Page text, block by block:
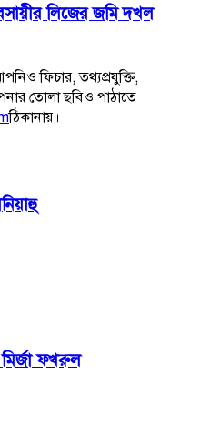
লিজের জমি দখল
ফিচার, তথ্যপ্রযুক্তি,
তোলা ছবিও পাঠাতে
ঠিকানায়।
ফখরুল